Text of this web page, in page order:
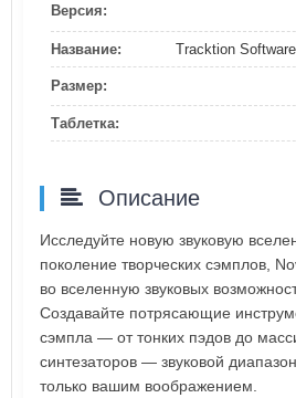
Версия:
Название: Tracktion
Размер:
Таблетка:
Описание
Исследуйте новую звуковую
поколение творческих сэмплов,
во вселенную звуковых
Создавайте потрясающие
сэмпла — от тонких пэдов до
синтезаторов — звуковой
только вашим воображением.